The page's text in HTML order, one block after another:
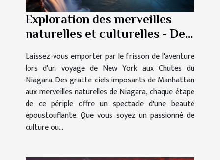
Exploration des merveilles
naturelles et culturelles - De
Niagara
Laissez-vous emporter par le frisson de l'aventure
lors d'un voyage de New York aux Chutes du
Niagara. Des gratte-ciels imposants de Manhattan
aux merveilles naturelles de Niagara, chaque étape
de ce périple offre un spectacle d'une beauté
époustouflante. Que vous soyez un passionné de
culture ou...